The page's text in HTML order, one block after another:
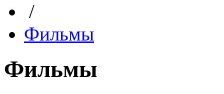
/
Фильмы
Фильмы